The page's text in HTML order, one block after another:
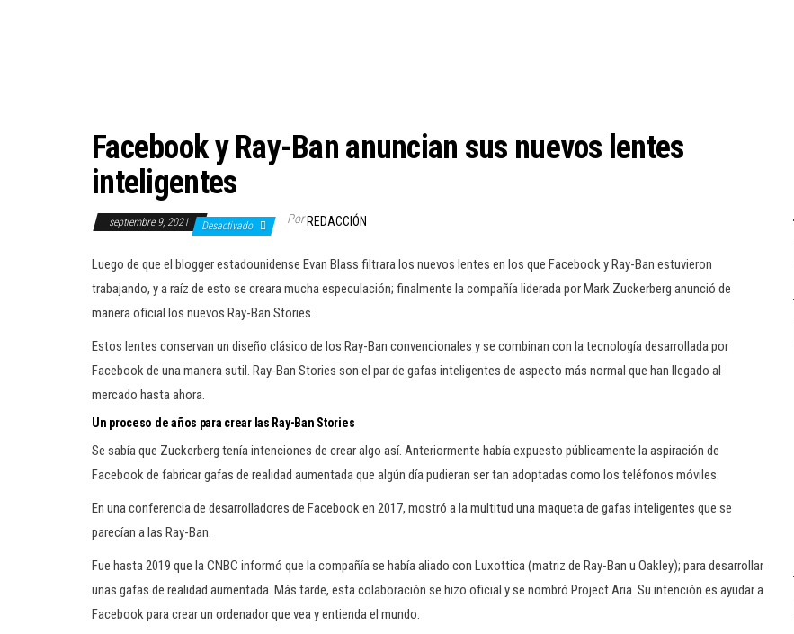
Facebook y Ray-Ban anuncian sus nuevos lentes
inteligentes
septiembre 9, 2021 Desactivado Por REDACCIÓN
Luego de que el blogger estadounidense Evan Blass filtrara los nuevos lentes en los que Facebook y Ray-Ban estuvieron
trabajando, y a raíz de esto se creara mucha especulación; finalmente la compañía liderada por Mark Zuckerberg anunció de
manera oficial los nuevos Ray-Ban Stories.
Estos lentes conservan un diseño clásico de los Ray-Ban convencionales y se combinan con la tecnología desarrollada por
Facebook de una manera sutil. Ray-Ban Stories son el par de gafas inteligentes de aspecto más normal que han llegado al
mercado hasta ahora.
Un proceso de años para crear las Ray-Ban Stories
Se sabía que Zuckerberg tenía intenciones de crear algo así. Anteriormente había expuesto públicamente la aspiración de
Facebook de fabricar gafas de realidad aumentada que algún día pudieran ser tan adoptadas como los teléfonos móviles.
En una conferencia de desarrolladores de Facebook en 2017, mostró a la multitud una maqueta de gafas inteligentes que se
parecían a las Ray-Ban.
Fue hasta 2019 que la CNBC informó que la compañía se había aliado con Luxottica (matriz de Ray-Ban u Oakley); para desarrollar
unas gafas de realidad aumentada. Más tarde, esta colaboración se hizo oficial y se nombró Project Aria. Su intención es ayudar a
Facebook para crear un ordenador que vea y entienda el mundo.